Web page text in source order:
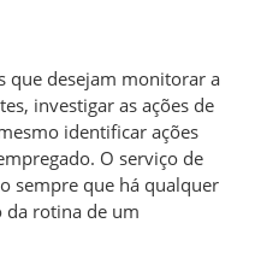
que desejam monitorar a
investigar as ações de
identificar ações
O serviço de
sempre que há qualquer
da rotina de um